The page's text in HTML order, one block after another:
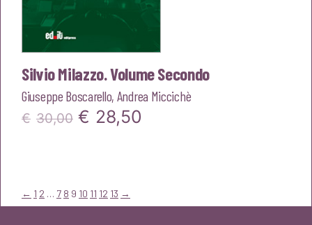
Silvio Milazzo. Volume Secondo
Giuseppe Boscarello, Andrea Miccichè
€ 30,00 Il
era:
€ 28,50
← 1 2 … 7 8 9 10 11 12 13 →